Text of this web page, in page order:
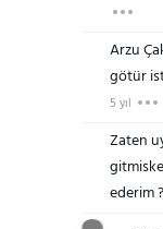
Arzu
götür
5 yıl
Zaten
ederim